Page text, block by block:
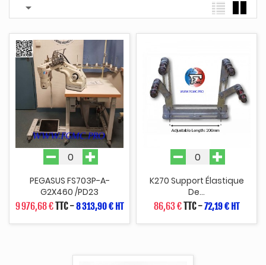

PEGASUS FS703P-A-
G2X460 /PD23
9 976,68 €TTC-8 313,90 € HT
K270 Support Élastique
De...
86,63 €TTC-72,19 € HT